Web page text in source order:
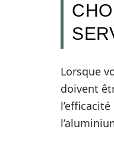
Lorsque
doivent